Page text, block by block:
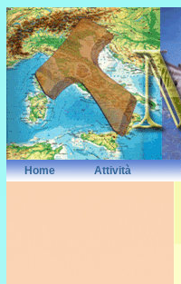
Home Attività